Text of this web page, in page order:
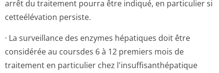
arrêt du traitement pourra être indiqué, en particulier si
cetteélévation persiste.
· La surveillance des enzymes hépatiques doit être
considérée au coursdes 6 à 12 premiers mois de
traitement en particulier chez l'insuffisanthé­patique